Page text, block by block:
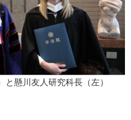
懸川友人研究科長（左）